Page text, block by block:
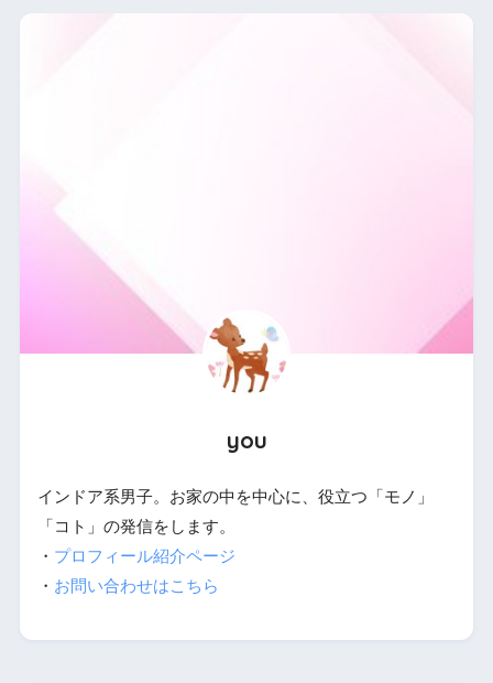
you
インドア系男子。お家の中を中心に、役立つ「モノ」
「コト」の発信をします。
・ プロフィール紹介ページ
・ お問い合わせはこちら